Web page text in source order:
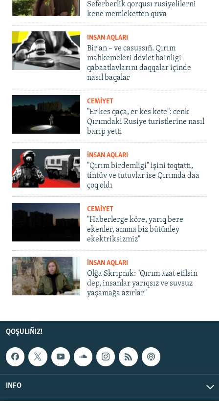
Seferberlik qorqusı rusiyelilerni
kene memleketten quva
İNSAN AQLARI
Bir an – ve casussıñ. Qırım
mahkemeleri devlet hainligi
qabaatlavlarını daqqalar içinde
nasıl baqalar
CEMİYET
"Er kes qaça, er kes kete": cenk
Qırımdaki Rusiye turistlerine nasıl
barıp yetti
İNSAN AQLARI
"Qırım birdemligi" işini toqtattı,
tintüv ve tutuvlar ise Qırımda daa
çoq oldı
CEMİYET
"Haberlerge köre, yarıq bere
ekenler, amma biz bütünley
ekektriksizmiz"
İNSAN AQLARI
Olğa Skrıpnık: "Qırım azat etilsin
dep, insanlar yarıqsız ve suvsuz
yaşamağa azırlar"
QOŞULIÑIZ!
INFO